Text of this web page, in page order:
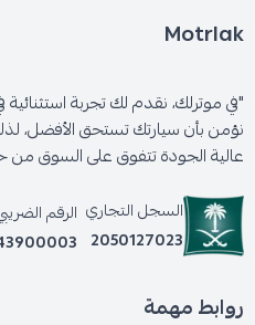
Motrlak
"في موترلك، نقدم لك تجربة
نؤمن بأن سيارتك تستحق الأفضل،
عالية الجودة تتفوق على السوق من
السجل التجاري
2050127023
الرقم
روابط مهمة